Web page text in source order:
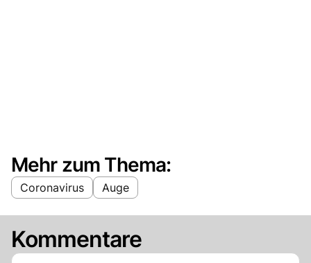
Mehr zum Thema:
Coronavirus Auge
Kommentare